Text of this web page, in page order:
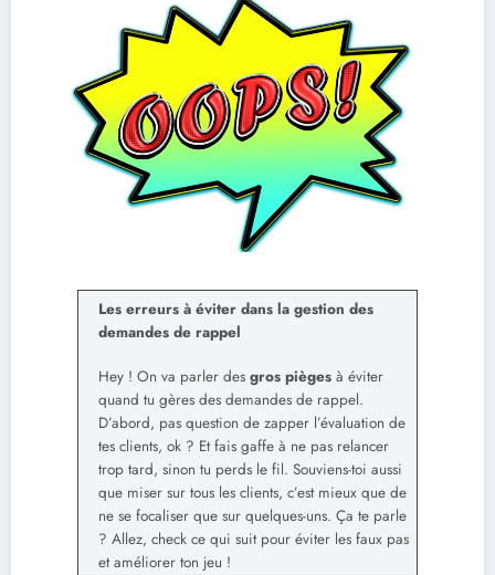
Les erreurs à éviter dans la gestion des
demandes de rappel
Hey ! On va parler des gros pièges à éviter
quand tu gères des demandes de rappel.
D’abord, pas question de zapper l’évaluation de
tes clients, ok ? Et fais gaffe à ne pas relancer
trop tard, sinon tu perds le fil. Souviens-toi aussi
que miser sur tous les clients, c’est mieux que de
ne se focaliser que sur quelques-uns. Ça te parle
? Allez, check ce qui suit pour éviter les faux pas
et améliorer ton jeu !